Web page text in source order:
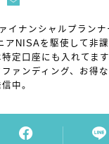
イナンシャルプランナ
アNISAを駆使して非
定口座にも入れてま
ァンディング、お得
中。